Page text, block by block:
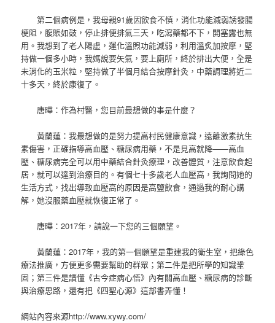
第二個病例是，我母親91歲因飲食不慎，消化功能減弱誘發腸
梗阻，腹賬如鼓，停止排便排氣三天，吃瀉藥都不下，開塞露也無
用。我想到了老人陽虛，運化溫煦功能減弱，利用溫炙加按摩，堅
持做一個多小時，我媽說要矢氣，要上廁所，終於排出大便，全是
未消化的玉米粒，堅持做了半個月結合按摩針灸，中藥調理將近二
十多天，終於康復了。
唐曄：作為村醫，您目前最想做的事是什麼？
黃蘭蓮：我最想做的是努力提高村民健康意識，遠離激素抗生
素傷害，正確指導高血壓、糖尿病用藥，不是見高就降——高血
壓、糖尿病完全可以用中藥結合針灸療理，改善體質，注意飲食起
居，就可以達到治療目的。有個七十多歲老人血壓高，我詢問她的
生活方式，找出導致血壓高的原因是高鹽飲食，通過我的耐心講
解，她沒服藥血壓就恢復正常了。
唐曄：2017年，請說一下您的三個願望。
黃蘭蓮：2017年，我的第一個願望是重建我的衛生室，把綠色
療法推廣，方便更多需要幫助的群眾；第二件是把所學的知識鞏
固；第三件是讀懂《古今症病心悟》內有關高血壓、糖尿病的診斷
與治療思路，還有把《四聖心源》這部書弄懂！
網站內容來源http://www.xywy.com/